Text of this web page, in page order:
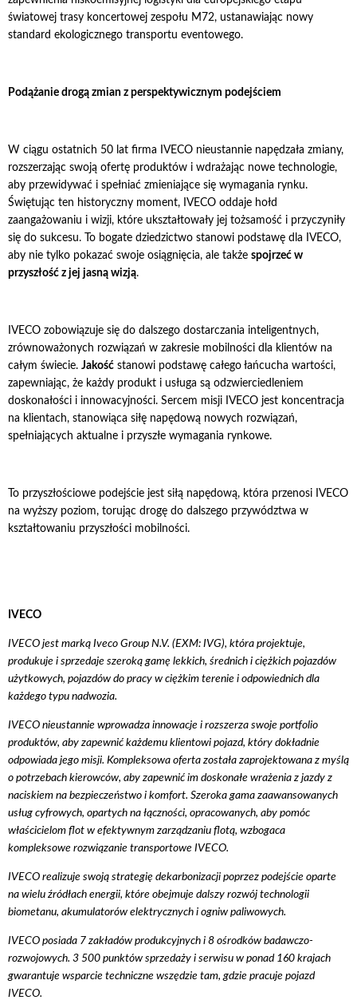
światowej trasy koncertowej zespołu M72, ustanawiając nowy
standard ekologicznego transportu eventowego.
Podążanie drogą zmian z perspektywicznym podejściem
W ciągu ostatnich 50 lat firma IVECO nieustannie napędzała zmiany,
rozszerzając swoją ofertę produktów i wdrażając nowe technologie,
aby przewidywać i spełniać zmieniające się wymagania rynku.
Świętując ten historyczny moment, IVECO oddaje hołd
zaangażowaniu i wizji, które ukształtowały jej tożsamość i przyczyniły
się do sukcesu. To bogate dziedzictwo stanowi podstawę dla IVECO,
aby nie tylko pokazać swoje osiągnięcia, ale także spojrzeć w
przyszłość z jej jasną wizją.
IVECO zobowiązuje się do dalszego dostarczania inteligentnych,
zrównoważonych rozwiązań w zakresie mobilności dla klientów na
całym świecie. Jakość stanowi podstawę całego łańcucha wartości,
zapewniając, że każdy produkt i usługa są odzwierciedleniem
doskonałości i innowacyjności. Sercem misji IVECO jest koncentracja
na klientach, stanowiąca siłę napędową nowych rozwiązań,
spełniających aktualne i przyszłe wymagania rynkowe.
To przyszłościowe podejście jest siłą napędową, która przenosi IVECO
na wyższy poziom, torując drogę do dalszego przywództwa w
kształtowaniu przyszłości mobilności.
IVECO
IVECO jest marką Iveco Group N.V. (EXM: IVG), która projektuje,
produkuje i sprzedaje szeroką gamę lekkich, średnich i ciężkich pojazdów
użytkowych, pojazdów do pracy w ciężkim terenie i odpowiednich dla
każdego typu nadwozia.
IVECO nieustannie wprowadza innowacje i rozszerza swoje portfolio
produktów, aby zapewnić każdemu klientowi pojazd, który dokładnie
odpowiada jego misji. Kompleksowa oferta została zaprojektowana z myślą
o potrzebach kierowców, aby zapewnić im doskonałe wrażenia z jazdy z
naciskiem na bezpieczeństwo i komfort. Szeroka gama zaawansowanych
usług cyfrowych, opartych na łączności, opracowanych, aby pomóc
właścicielom flot w efektywnym zarządzaniu flotą, wzbogaca
kompleksowe rozwiązanie transportowe IVECO.
IVECO realizuje swoją strategię dekarbonizacji poprzez podejście oparte
na wielu źródłach energii, które obejmuje dalszy rozwój technologii
biometanu, akumulatorów elektrycznych i ogniw paliwowych.
IVECO posiada 7 zakładów produkcyjnych i 8 ośrodków badawczo-
rozwojowych. 3 500 punktów sprzedaży i serwisu w ponad 160 krajach
gwarantuje wsparcie techniczne wszędzie tam, gdzie pracuje pojazd
IVECO.